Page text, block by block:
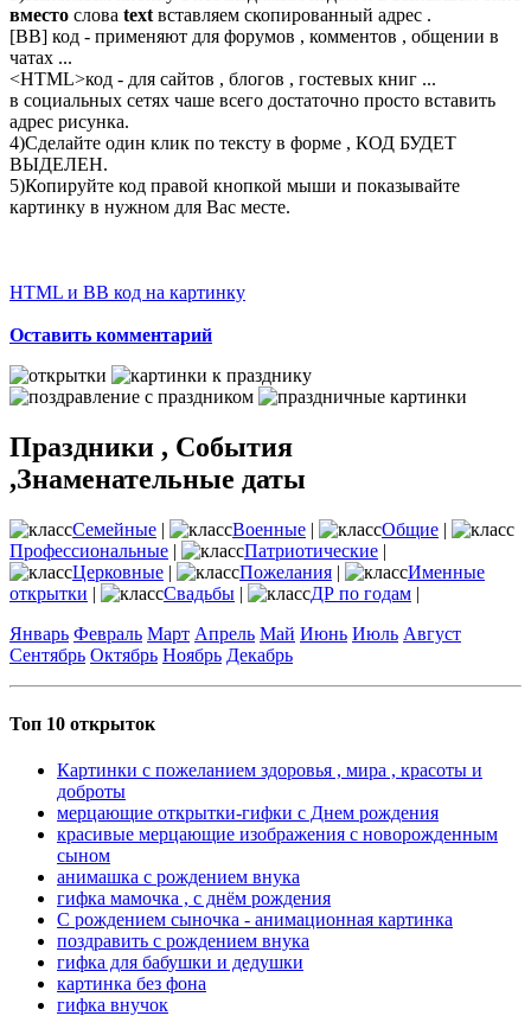
вместо слова textвставляем скопированный адрес .
[BB] код - применяют для форумов , комментов , общении в
чатах ...
<HTML>код - для сайтов , блогов , гостевых книг ...
в социальных сетях чаше всего достаточно просто вставить
адрес рисунка.
4)Сделайте один клик по тексту в форме , КОД БУДЕТ
ВЫДЕЛЕН.
5)Копируйте код правой кнопкой мыши и показывайте
картинку в нужном для Вас месте.
HTML и BB код на картинку
Оставить комментарий
Праздники , События
,Знаменательные даты
Семейные | Военные | Общие |
Профессиональные | Патриотические |
Церковные | Пожелания |
Именные
открытки | Свадьбы | ДР по годам |
Январь Февраль Март Апрель Май Июнь Июль Август
Сентябрь Октябрь Ноябрь Декабрь
Топ 10 открыток
Картинки с пожеланием здоровья , мира , красоты и
доброты
мерцающие открытки-гифки с Днем рождения
красивые мерцающие изображения с новорожденным
сыном
анимашка с рождением внука
гифка мамочка , с днём рождения
С рождением сыночка - анимационная картинка
поздравить с рождением внука
гифка для бабушки и дедушки
картинка без фона
гифка внучок